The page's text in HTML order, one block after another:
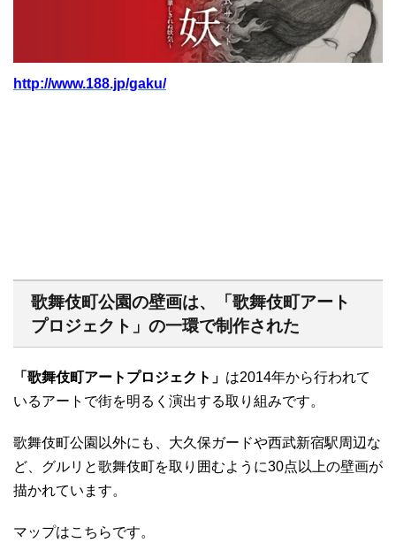
http://www.188.jp/gaku/
歌舞伎町公園の壁画は、「歌舞伎町アート
プロジェクト」の一環で制作された
「歌舞伎町アートプロジェクト」 は2014年から行われて
いるアートで街を明るく演出する取り組みです。
歌舞伎町公園以外にも、大久保ガードや西武新宿駅周辺な
ど、グルリと歌舞伎町を取り囲むように30点以上の壁画が
描かれています。
マップはこちらです。